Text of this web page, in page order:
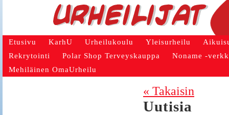
Etusivu KarhU Urheilukoulu Yleisurheilu
Rekrytointi
Polar Shop Terveyskauppa
Noname -
Mehiläinen OmaUrheilu
« Takaisin
Uutisia